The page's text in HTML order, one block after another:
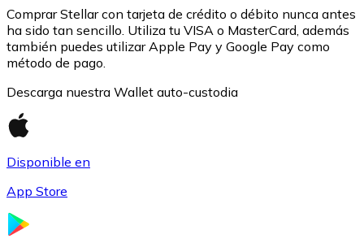
ETH
Comprar Stellar con tarjeta de crédito o débito nunca antes
ha sido tan sencillo. Utiliza tu VISA o MasterCard, además
también puedes utilizar Apple Pay y Google Pay como
método de pago.
Descarga nuestra Wallet auto-custodia
Disponible en
App Store